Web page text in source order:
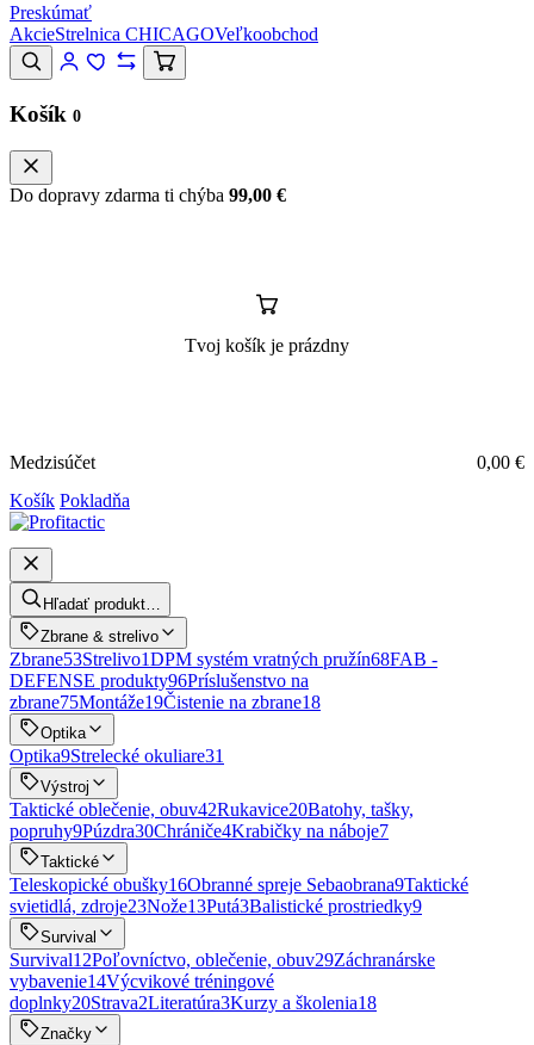
Preskúmať
AkcieStrelnica CHICAGOVeľkoobchod
Košík 0
Do dopravy zdarma ti chýba 99,00 €
Tvoj košík je prázdny
Medzisúčet 0,00 €
Košík Pokladňa
Hľadať produkt…
Zbrane & strelivo
Zbrane53Strelivo1DPM systém vratných pružín68FAB -
DEFENSE produkty96Príslušenstvo na
zbrane75Montáže19Čistenie na zbrane18
Optika
Optika9Strelecké okuliare31
Výstroj
Taktické oblečenie, obuv42Rukavice20Batohy, tašky,
popruhy9Púzdra30Chrániče4Krabičky na náboje7
Taktické
Teleskopické obušky16Obranné spreje Sebaobrana9Taktické
svietidlá, zdroje23Nože13Putá3Balistické prostriedky9
Survival
Survival12Poľovníctvo, oblečenie, obuv29Záchranárske
vybavenie14Výcvikové tréningové
doplnky20Strava2Literatúra3Kurzy a školenia18
Značky